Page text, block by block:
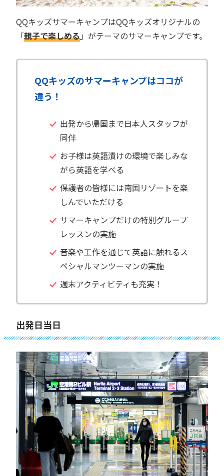
QQキッズサマーキャンプはQQキッズオリジナルの
「親子で楽しめる」がテーマのサマーキャンプです。
QQキッズのサマーキャンプはココが
違う！
出発から帰国まで日本人スタッフが
同伴
お子様は英語漬けの環境で楽しみな
がら英語を学べる
保護者の皆様には南国リゾートを楽
しんでいただける
サマーキャンプだけの特別グループ
レッスンの実施
音楽や工作を通じて英語に触れるス
ペシャルマンツーマンの実施
週末アクティビティも充実！
出発日当日